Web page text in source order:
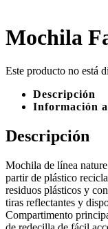
Mochila
Este producto no está
Descripción
Información
Descripción
Mochila de línea
partir de plástico
residuos plásticos y
tiras reflectantes y
Compartimento